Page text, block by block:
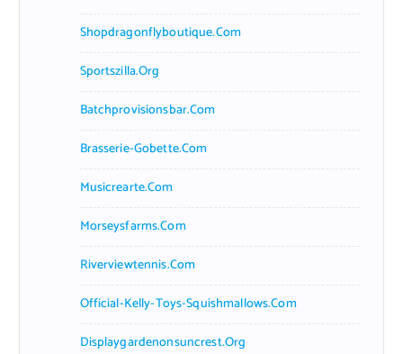
Shopdragonflyboutique.com
Sportszilla.org
Batchprovisionsbar.com
Brasserie-Gobette.com
Musicrearte.com
Morseysfarms.com
Riverviewtennis.com
Official-Kelly-Toys-Squishmallows.com
Displaygardenonsuncrest.org